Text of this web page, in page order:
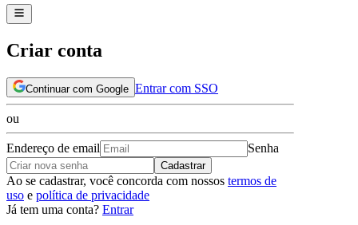
Criar conta
Continuar com Google Entrar com SSO
ou
Endereço de email Senha
Cadastrar
Ao se cadastrar, você concorda com nossos termos de
uso e política de privacidade
Já tem uma conta? Entrar